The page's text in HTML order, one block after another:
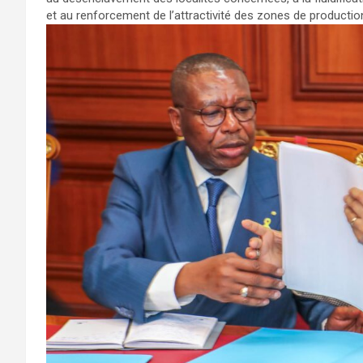
et au renforcement de l’attractivité des zones de